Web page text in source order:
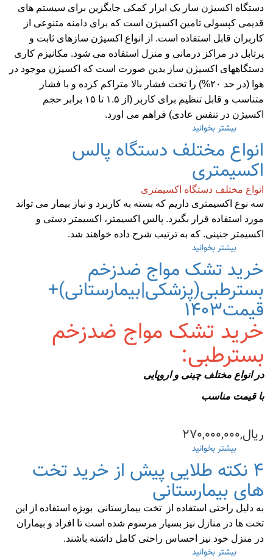
خانگی
استاندارد
دستگاه اکسیژن ساز یک ابزار کمکی جایگزین برای سیستم های
قدیمی کپسولی تامین اکسیژن است که برای دامنه متنوعی از
کاربران قابل استفاده است. از انواع اکسیژن سازهای ثابت و
پرتابل در مراکز درمانی و منزل استفاده می شود. مکانیزم کاری
دستگاههای اکسیژن ساز بدین صورت است که اکسیژن موجود در
هوا (در حد ۲۰%) را تحت فشار بالا متراکم کرده و با فشار
متناسب و قابل تنظیم برای کاربر (از ۱.۵ تا ۱۵ برابر حجم
اکسیژن در تنفس عادی) فراهم می اورد.
بیشتر بخوانید
مزیت
از
دستگاه
اکسیژن
ساز
انواع مختلف دستگاه پالس
اکسیمتری
انواع مختلف دستگاه اکسیمتری
سه نوع اکسیمتری داریم که بسته به کاربرد و نیاز بیمار می تواند
مورد استفاده قرار بگیرد. پالس اکسیمتر، اکسیمتر دستی و
اکسیمتر جنینی. که به ترتیب شرح داده خواهند شد.
بیشتر بخوانید
مختلف
دستگاه
پالس
اکسیمتری
خرید تشک مواج ضدزخم
بسترطبی(پزشکی|بیمارستانی)+
قیمت۱۴۰۳
خرید تشک مواج ضدزخم
بسترطبی:
در انواع مختلف چینی و اروپایی
با قیمت مناسب
ریال,۲۷۰,۰۰۰,۰۰۰
بیشتر بخوانید
خرید
تشک
مواج
ضدزخم
بسترطبی(پزشکی|
بیمارستانی)+
قیمت۱۴۰۳
۴ نکته طلایی پیش از خرید تخت
های بیمارستانی
به دلیل راحتی استفاده از
تخت بیمارستانی بویژه استفاده از این
تخت ها در منازل نیز بسیار مرسوم شده است تا افراد و بیماران
در منزل خود نیز احساس راحتی کامل داشته باشند.
بیشتر بخوانید